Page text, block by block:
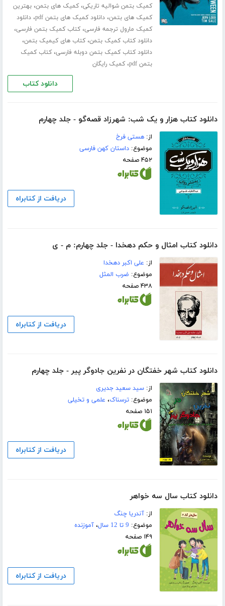
کمیک بتمن شوالیه تاریکی،کمیک های بتمن،بهترین
کمیک های بتمن،دانلود کمیک های بتمن pdf ،دانلود
کمیک مارول ترجمه فارسی،کتاب کمیک بتمن فارسی،
دانلود کتاب کمیک بتمن،کتاب های کیمیک بتمن،
دانلود کتاب کمیک بتمن دوبله فارسی،کتاب کمیک
بتمن pdf
،کمیک رایگان
دانلود کتاب
دانلود کتاب هزار و یک شب: شهرزاد قصه‌گو - جلد چهارم
از:هستی فرخ
موضوع:داستان کهن فارسی
۴۵۲ صفحه
دریافت از کتابراه
دانلود کتاب امثال و حکم دهخدا - جلد چهارم: م - ی
از: علی اکبر دهخدا
موضوع: ضرب المثل
۴۳۸ صفحه
دریافت از کتابراه
دانلود کتاب شهر خفتگان در‌ نفرین جادوگر پیر - جلد چهارم
از:سید سعید جدیری
موضوع:ترسناک، علمی و تخیلی
۱۵۱ صفحه
دریافت از کتابراه
دانلود کتاب سال سه خواهر
از:آندریا چنگ
موضوع: 9 تا 12 سال ،آموزنده
۱۴۹ صفحه
دریافت از کتابراه